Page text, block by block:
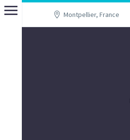
Montpellier, France